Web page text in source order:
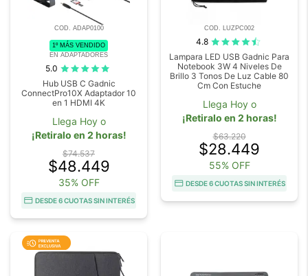
COD. ADAP0100
1º MÁS VENDIDO
EN ADAPTADORES
5.0
Hub USB C Gadnic
ConnectPro10X Adaptador 10
en 1 HDMI 4K
Llega Hoy o
¡Retiralo en 2 horas!
$74.537
$48.449
35% OFF
DESDE 6 CUOTAS SIN INTERÉS
COD. LUZPC002
4.8
Lampara LED USB Gadnic Para
Notebook 3W 4 Niveles De
Brillo 3 Tonos De Luz Cable 80
Cm Con Estuche
Llega Hoy o
¡Retiralo en 2 horas!
$63.220
$28.449
55% OFF
DESDE 6 CUOTAS SIN INTERÉS